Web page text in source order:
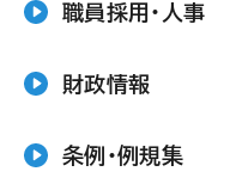
職員採用・人事
財政情報
条例・例規集